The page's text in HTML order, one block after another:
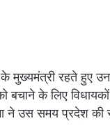
के मुख्यमंत्री रहते हुए
बचाने के लिए
ने उस समय प्रदेश की